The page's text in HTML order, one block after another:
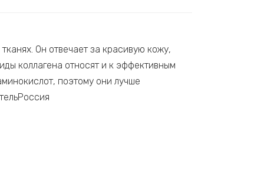
Он отвечает за красивую кожу,
коллагена относят и к эффективным
поэтому они лучше